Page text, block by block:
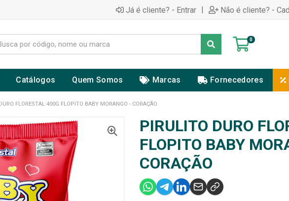
Já é cliente? - Entrar | Não é cliente? -
0
Catálogos Quem Somos Marcas Fornecedores
FLORESTAL 400G FLOPITO BABY MORANGO - CORAÇÃO
PIRULITO DURO
FLOPITO BABY
CORAÇÃO